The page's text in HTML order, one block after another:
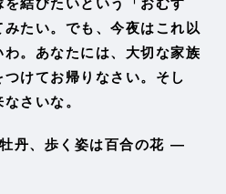
結びたいという「おむす
たい。でも、今夜はこれ以
わ。あなたには、大切な家族
けてお帰りなさい。そし
さいな。
丹、歩く姿は百合の花 —